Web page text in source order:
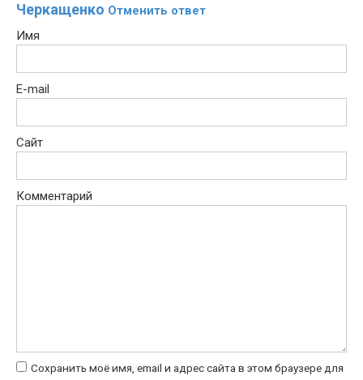
Черкащенко Отменить ответ
Имя
E-mail
Сайт
Комментарий
Сохранить моё имя, email и адрес сайта в этом браузере для